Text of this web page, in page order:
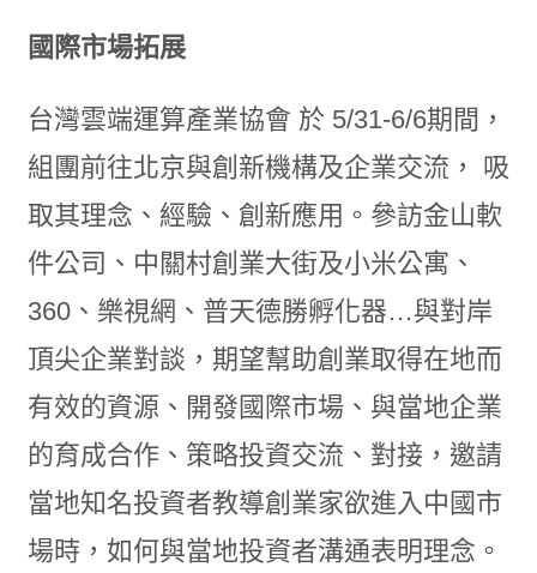
國際市場拓展
台灣雲端運算產業協會 於 5/31-6/6期間，
組團前往北京與創新機構及企業交流， 吸
取其理念、經驗、創新應用。參訪金山軟
件公司、中關村創業大街及小米公寓、
360、樂視網、普天德勝孵化器…與對岸
頂尖企業對談，期望幫助創業取得在地而
有效的資源、開發國際市場、與當地企業
的育成合作、策略投資交流、對接，邀請
當地知名投資者教導創業家欲進入中國市
場時，如何與當地投資者溝通表明理念。